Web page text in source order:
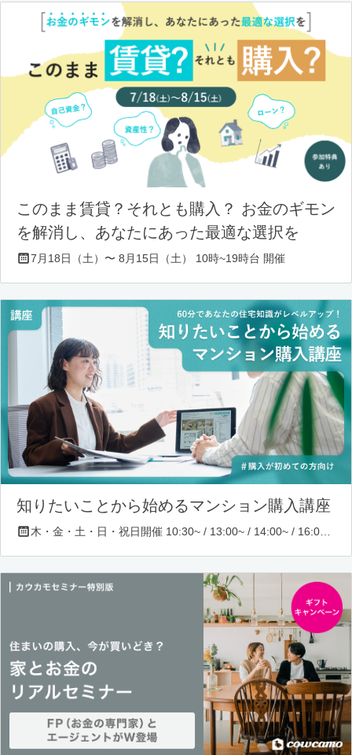
このまま賃貸？それとも購入？ お金のギモン
を解消し、あなたにあった最適な選択を
7月18日（土）〜 8月15日（土） 10時~19時台 開催
知りたいことから始めるマンション購入講座